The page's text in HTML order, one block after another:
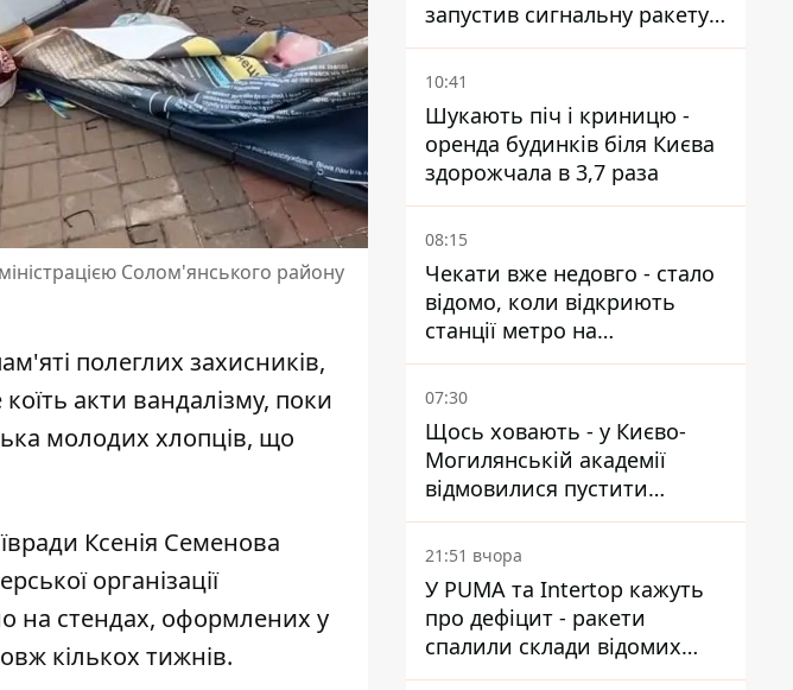
Солом'янського району
полеглих захисників,
акти вандалізму, поки
молодих хлопців, що
Ксенія Семенова
організації
на стендах, оформлених у
кількох тижнів.
запустив сигнальну ракету,
аби потішити дівчат
10:41
Шукають піч і криницю -
оренда будинків біля Києва
здорожчала в 3,7 раза
08:15
Чекати вже недовго - стало
відомо, коли відкриють
станції метро на
Виноградарі
07:30
Щось ховають - у Києво-
Могилянській академії
відмовилися пустити
комісію з охорони пам'яток
на територію
21:51 вчора
У PUMA та Intertop кажуть
про дефіцит - ракети
спалили склади відомих
брендів